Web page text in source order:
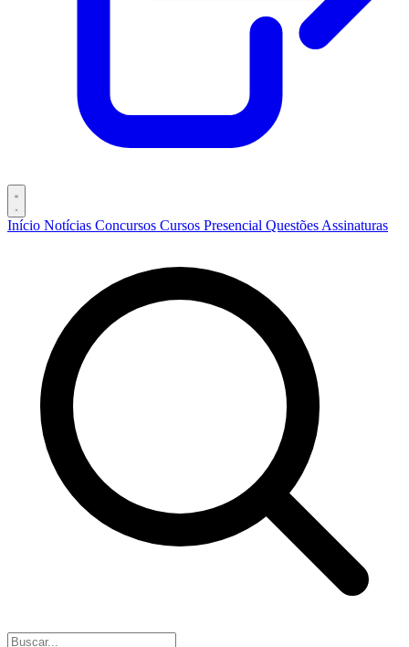
Início Notícias Concursos Cursos Presencial Questões Assinaturas